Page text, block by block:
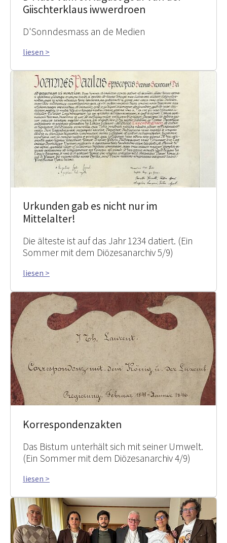
Giischterklaus iwwerdroen
D'Sonndesmass an de Medien
liesen >
Urkunden gab es nicht nur im
Mittelalter!
Die älteste ist auf das Jahr 1234 datiert. (Ein
Sommer mit dem Diözesanarchiv 5/9)
liesen >
Korrespondenzakten
Das Bistum unterhält sich mit seiner Umwelt.
(Ein Sommer mit dem Diözesanarchiv 4/9)
liesen >